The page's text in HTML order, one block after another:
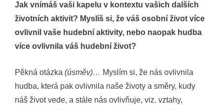
Jak vnímáš vaši kapelu v kontextu vašich dalších
životních aktivit? Myslíš si, že váš osobní život více
ovlivnil vaše hudební aktivity, nebo naopak hudba
více ovlivnila váš hudební život?
Pěkná otázka (úsměv)… Myslím si, že nás ovlivnila
hudba, která pak ovlivnila naše životy a směry, kudy
náš život vede, a stále nás ovlivňuje, viz. vztahy,